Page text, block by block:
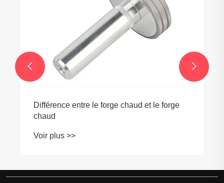
choisissent les fournisseurs de matériel
 